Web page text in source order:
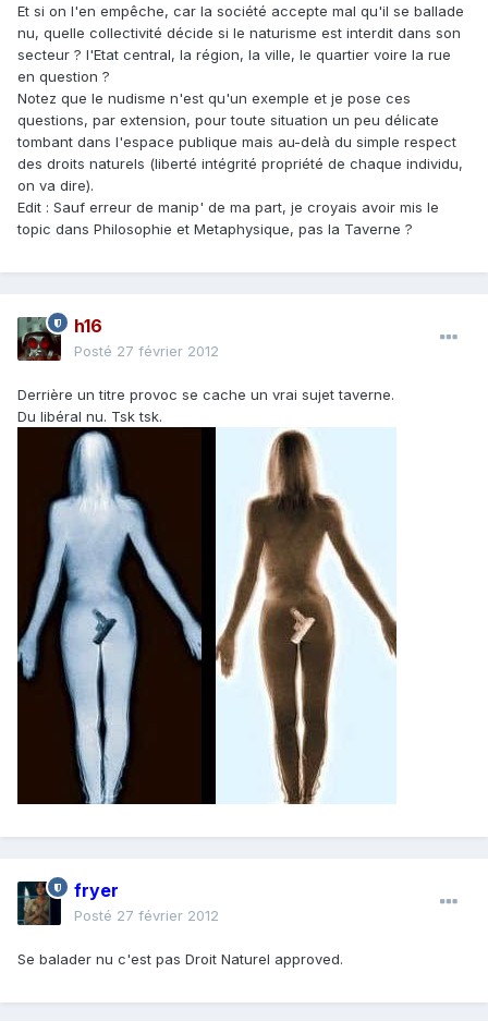
Et si on l'en empêche, car la société accepte mal qu'il se ballade
nu, quelle collectivité décide si le naturisme est interdit dans son
secteur ? l'Etat central, la région, la ville, le quartier voire la rue
en question ?
Notez que le nudisme n'est qu'un exemple et je pose ces
questions, par extension, pour toute situation un peu délicate
tombant dans l'espace publique mais au-delà du simple respect
des droits naturels (liberté intégrité propriété de chaque individu,
on va dire).
Edit : Sauf erreur de manip' de ma part, je croyais avoir mis le
topic dans Philosophie et Metaphysique, pas la Taverne ?
h16
Posté 27 février 2012
Derrière un titre provoc se cache un vrai sujet taverne.
Du libéral nu. Tsk tsk.
fryer
Posté 27 février 2012
Se balader nu c'est pas Droit Naturel approved.